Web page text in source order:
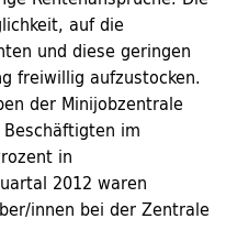
auf die
und diese geringen
freiwillig aufzustocken.
der Minijobzentrale
im
in
2012 waren
innen bei der Zentrale